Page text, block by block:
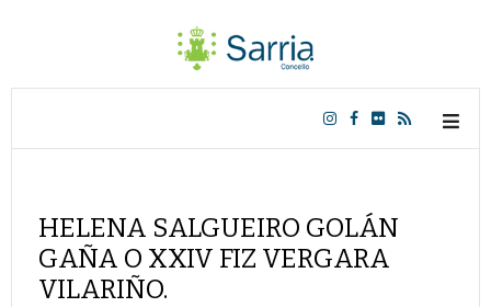
HELENA SALGUEIRO GOLÁN
GAÑA O XXIV FIZ VERGARA
VILARIÑO.